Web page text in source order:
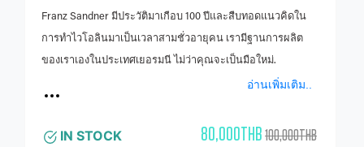
Franz Sandner มีประวัติมาเกือบ 100 ปีและสืบทอดแนวคิดใน
การทำไวโอลินมาเป็นเวลาสามชั่วอายุคน เรามีฐานการผลิต
ของเราเองในประเทศเยอรมนี ไม่ว่าคุณจะเป็นมือใหม่.
อ่านเพิ่มเติม..
IN STOCK 80,000THB100,000THB